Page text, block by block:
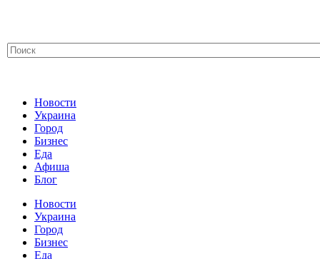
Новости
Украина
Город
Бизнес
Еда
Афиша
Блог
Новости
Украина
Город
Бизнес
Еда